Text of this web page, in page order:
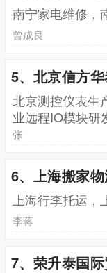
南宁家电维修，
曾成良
5、北京信方
北京测控仪表生
业远程IO模块研
张
6、上海搬家
上海行李托运
李蒋
7、荣升泰国